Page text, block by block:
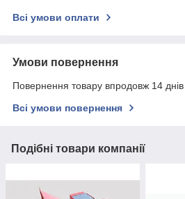
Всі умови оплати
Умови повернення
Повернення товару впродовж 14
Всі умови повернення
Подібні товари компанії